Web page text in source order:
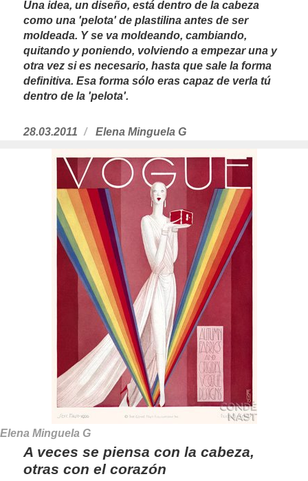
Una idea, un diseño, está dentro de la cabeza
como una 'pelota' de plastilina antes de ser
moldeada. Y se va moldeando, cambiando,
quitando y poniendo, volviendo a empezar una y
otra vez si es necesario, hasta que sale la forma
definitiva. Esa forma sólo eras capaz de verla tú
dentro de la 'pelota'.
Publicado
28.03.2011 https://www.experimenta.es/author/
Elena Minguela G
Elena Minguela G
A veces se piensa con la cabeza,
otras con el corazón